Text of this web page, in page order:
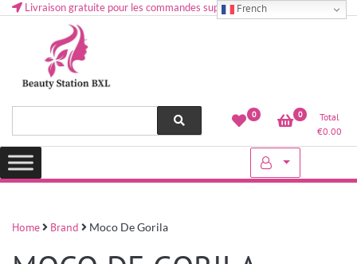
Livraison gratuite pour les commandes supérieures à 50 € en Belgique
Lovely & Pretty
Health and beauty cosmetics & Human Hair, Accessories, Makeup
0 0
Total
€0.00
Home Brand Moco De Gorila
French